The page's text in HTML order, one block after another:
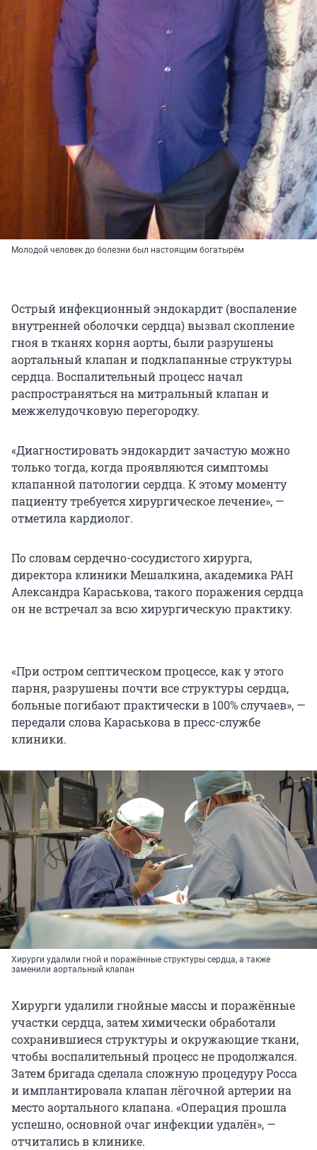
Молодой человек до болезни был настоящим богатырём
Острый инфекционный эндокардит (воспаление
внутренней оболочки сердца) вызвал скопление
гноя в тканях корня аорты, были разрушены
аортальный клапан и подклапанные структуры
сердца. Воспалительный процесс начал
распространяться на митральный клапан и
межжелудочковую перегородку.
«Диагностировать эндокардит зачастую можно
только тогда, когда проявляются симптомы
клапанной патологии сердца. К этому моменту
пациенту требуется хирургическое лечение», —
отметила кардиолог.
По словам сердечно-сосудистого хирурга,
директора клиники Мешалкина, академика РАН
Александра Караськова, такого поражения сердца
он не встречал за всю хирургическую практику.
«При остром септическом процессе, как у этого
парня, разрушены почти все структуры сердца,
больные погибают практически в 100% случаев», —
передали слова Караськова в пресс-службе
клиники.
Хирурги удалили гной и поражённые структуры сердца, а также
заменили аортальный клапан
Хирурги удалили гнойные массы и поражённые
участки сердца, затем химически обработали
сохранившиеся структуры и окружающие ткани,
чтобы воспалительный процесс не продолжался.
Затем бригада сделала сложную процедуру Росса
и имплантировала клапан лёгочной артерии на
место аортального клапана. «Операция прошла
успешно, основной очаг инфекции удалён», —
отчитались в клинике.